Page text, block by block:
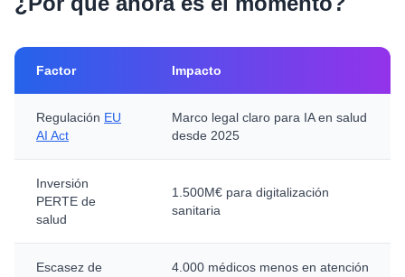
Factor Impacto
Regulación EU
AI Act
Marco legal claro para IA en salud
desde 2025
Inversión
PERTE de
salud
1.500M€ para digitalización
sanitaria
Escasez de
4.000 médicos menos en atención